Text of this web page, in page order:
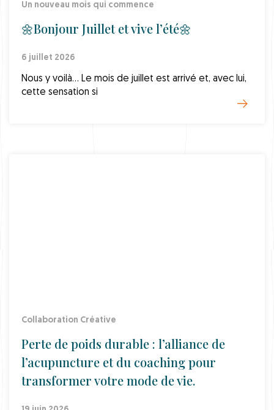
Un nouveau mois qui commence
🌼Bonjour Juillet et vive l’été🌼
6 juillet 2026
Nous y voilà… Le mois de juillet est arrivé et, avec lui,
cette sensation si
Collaboration Créative
Perte de poids durable : l’alliance de
l’acupuncture et du coaching pour
transformer votre mode de vie.